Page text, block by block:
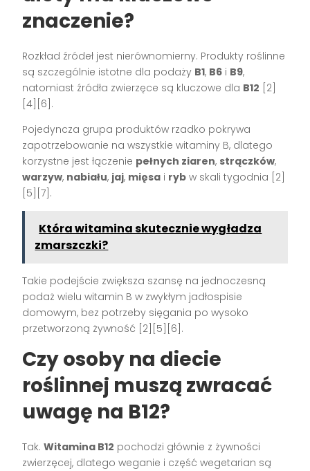
znaczenie?
Rozkład źródeł jest nierównomierny. Produkty roślinne
są szczególnie istotne dla podaży B1, B6 i B9,
natomiast źródła zwierzęce są kluczowe dla B12 [2]
[4][6].
Pojedyncza grupa produktów rzadko pokrywa
zapotrzebowanie na wszystkie witaminy B, dlatego
korzystne jest łączenie pełnych ziaren, strączków,
warzyw, nabiału, jaj, mięsa i ryb w skali tygodnia [2]
[5][7].
Która witamina skutecznie wygładza
zmarszczki?
Takie podejście zwiększa szansę na jednoczesną
podaż wielu witamin B w zwykłym jadłospisie
domowym, bez potrzeby sięgania po wysoko
przetworzoną żywność [2][5][6].
Czy osoby na diecie
roślinnej muszą zwracać
uwagę na B12?
Tak.Witamina B12 pochodzi głównie z żywności
zwierzęcej, dlatego weganie i część wegetarian są